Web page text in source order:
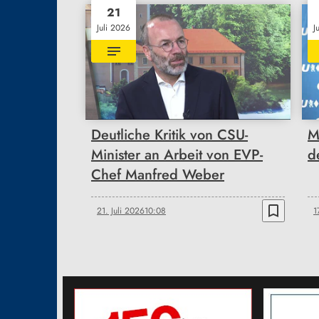
21
Juli 2026
Deutliche Kritik von CSU-
Minister an Arbeit von EVP-
Chef Manfred Weber
21. Juli 202610:08 bookmark_border